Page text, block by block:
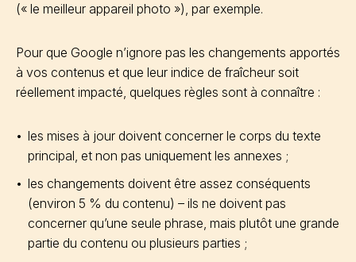
(« le meilleur appareil photo »), par exemple.
Pour que Google n’ignore pas les changements apportés
à vos contenus et que leur indice de fraîcheur soit
réellement impacté, quelques règles sont à connaître :
les mises à jour doivent concerner le corps du texte
principal, et non pas uniquement les annexes ;
les changements doivent être assez conséquents
(environ 5 % du contenu) – ils ne doivent pas
concerner qu’une seule phrase, mais plutôt une grande
partie du contenu ou plusieurs parties ;